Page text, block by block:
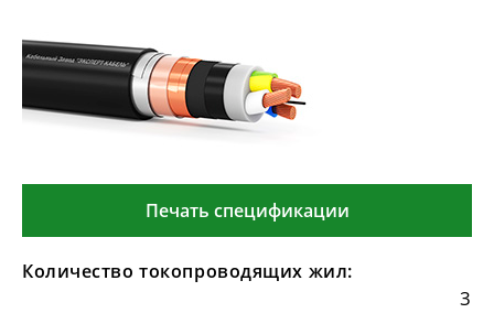
Печать спецификации
Количество токопроводящих жил:
3